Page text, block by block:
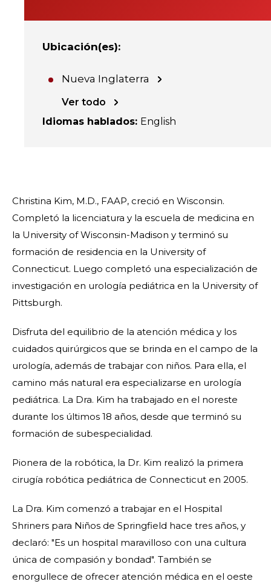
Ubicación(es):
Nueva Inglaterra
Ver todo
Idiomas hablados: English
Christina Kim, M.D., FAAP, creció en Wisconsin.
Completó la licenciatura y la escuela de medicina en
la University of Wisconsin-Madison y terminó su
formación de residencia en la University of
Connecticut. Luego completó una especialización de
investigación en urología pediátrica en la University of
Pittsburgh.
Disfruta del equilibrio de la atención médica y los
cuidados quirúrgicos que se brinda en el campo de la
urología, además de trabajar con niños. Para ella, el
camino más natural era especializarse en urología
pediátrica. La Dra. Kim ha trabajado en el noreste
durante los últimos 18 años, desde que terminó su
formación de subespecialidad.
Pionera de la robótica, la Dr. Kim realizó la primera
cirugía robótica pediátrica de Connecticut en 2005.
La Dra. Kim comenzó a trabajar en el Hospital
Shriners para Niños de Springfield hace tres años, y
declaró: "Es un hospital maravilloso con una cultura
única de compasión y bondad". También se
enorgullece de ofrecer atención médica en el oeste